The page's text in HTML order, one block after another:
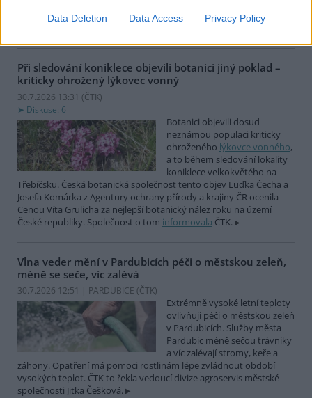
Data Deletion Data Access Privacy Policy
Větvičkův syn Ivan. Na úmrtíupozornilChrudimský deník s
Při sledování koniklece objevili botanici jiný poklad –
kriticky ohrožený lýkovec vonný
30.7.2026 13:31 (ČTK)
Diskuse: 6
Botanici objevili dosud
neznámou populaci kriticky
ohroženého lýkovce vonného,
a to během sledování lokality
koniklece velkokvětého na
Třebíčsku. Česká botanická společnost tento objev Luďka Čecha a
Josefa Komárka z Agentury ochrany přírody a krajiny ČR ocenila
Cenou Víta Grulicha za nejlepší botanický nález roku na území
České republiky. Společnost o tom informovala ČTK.
Vlna veder mění v Pardubicích péči o městskou zeleň,
méně se seče, víc zalévá
30.7.2026 12:51 | PARDUBICE (ČTK)
Extrémně vysoké letní teploty
ovlivňují péči o městskou zeleň
v Pardubicích. Služby města
Pardubic méně sečou trávníky
a víc zalévají stromy, keře a
záhony. Opatření má pomoci rostlinám lépe zvládnout období
vysokých teplot. ČTK to řekla vedoucí divize agroservis městské
společnosti Jitka Češková.